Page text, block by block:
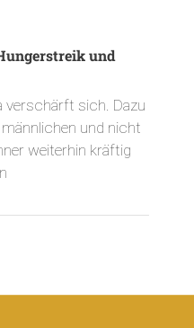
und
verschärft sich. Dazu
und nicht
weiterhin kräftig